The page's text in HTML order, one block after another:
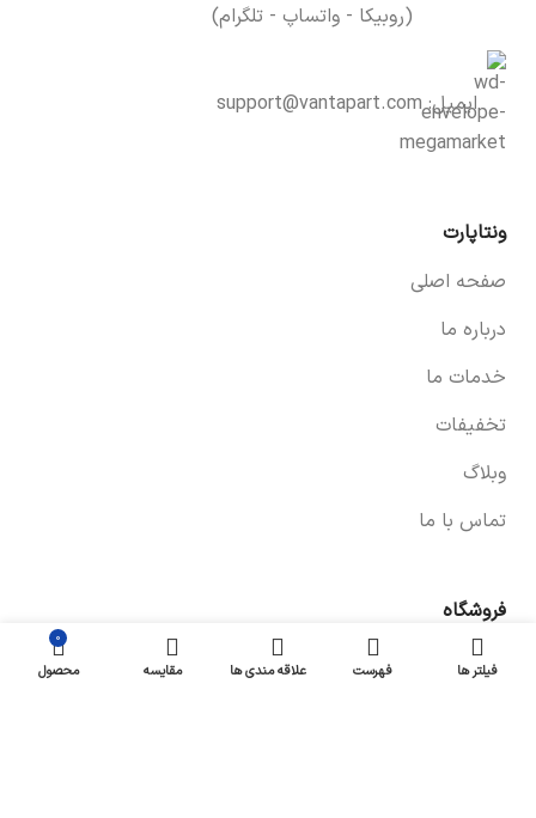
(روبیکا - واتساپ - تلگرام)
ایمیل:support@vantapart.com
ونتاپارت
صفحه اصلی
درباره ما
خدمات ما
تخفیفات
وبلاگ
تماس با ما
فروشگاه
صفحه فروشگاه
فیلتر ها فهرست علاقه مندی ها مقایسه
0
محصول